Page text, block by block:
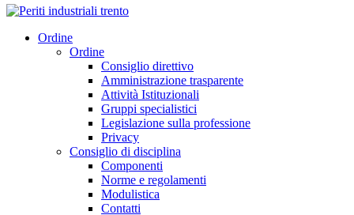
Ordine
Ordine
Consiglio direttivo
Amministrazione trasparente
Attività Istituzionali
Gruppi specialistici
Legislazione sulla professione
Privacy
Consiglio di disciplina
Componenti
Norme e regolamenti
Modulistica
Contatti